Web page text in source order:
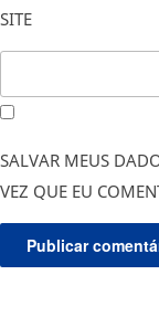
SITE
SALVAR MEUS
VEZ QUE EU